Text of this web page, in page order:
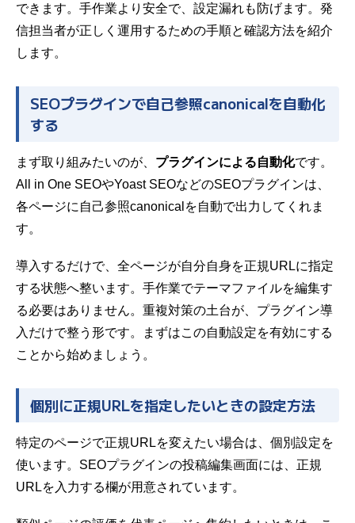
できます。手作業より安全で、設定漏れも防げます。発
信担当者が正しく運用するための手順と確認方法を紹介
します。
SEOプラグインで自己参照canonicalを自動化
する
まず取り組みたいのが、 プラグインによる自動化です。
All in One SEOやYoast SEOなどのSEOプラグインは、
各ページに自己参照canonicalを自動で出力してくれま
す。
導入するだけで、全ページが自分自身を正規URLに指定
する状態へ整います。手作業でテーマファイルを編集す
る必要はありません。重複対策の土台が、プラグイン導
入だけで整う形です。まずはこの自動設定を有効にする
ことから始めましょう。
個別に正規URLを指定したいときの設定方法
特定のページで正規URLを変えたい場合は、個別設定を
使います。SEOプラグインの投稿編集画面には、正規
URLを入力する欄が用意されています。